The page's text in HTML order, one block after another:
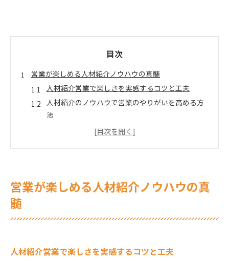
目次
営業が楽しめる人材紹介ノウハウの真髄
人材紹介営業で楽しさを実感するコツと工夫
人材紹介のノウハウで営業のやりがいを高める方
法
人材紹介営業がやばいと感じる瞬間の乗り越え方
人材紹介営業で役立つ自己分析の方法と実践
人材紹介営業に向いてる人の特徴と分析のコツ
営業が楽しめる人材紹介ノウハウの真
髄
人材紹介営業で楽しさを実感するコツと工夫